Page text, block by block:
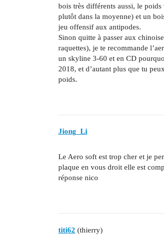
bois très différents aussi, le
plutôt dans la moyenne) et un
jeu offensif aux antipodes.
Sinon quitte à passer aux
raquettes), je te recommande
un skyline 3-60 et en CD
2018, et d’autant plus que tu
poids.
Jiong_Li
Le Aero soft est trop cher et je
plaque en vous droit elle est
réponse nico
titi62 (thierry)